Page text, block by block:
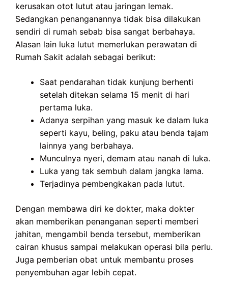
kerusakan otot lutut atau jaringan lemak.
Sedangkan penanganannya tidak bisa dilakukan
sendiri di rumah sebab bisa sangat berbahaya.
Alasan lain luka lutut memerlukan perawatan di
Rumah Sakit adalah sebagai berikut:
Saat pendarahan tidak kunjung berhenti
setelah ditekan selama 15 menit di hari
pertama luka.
Adanya serpihan yang masuk ke dalam luka
seperti kayu, beling, paku atau benda tajam
lainnya yang berbahaya.
Munculnya nyeri, demam atau nanah di luka.
Luka yang tak sembuh dalam jangka lama.
Terjadinya pembengkakan pada lutut.
Dengan membawa diri ke dokter, maka dokter
akan memberikan penanganan seperti memberi
jahitan, mengambil benda tersebut, memberikan
cairan khusus sampai melakukan operasi bila perlu.
Juga pemberian obat untuk membantu proses
penyembuhan agar lebih cepat.